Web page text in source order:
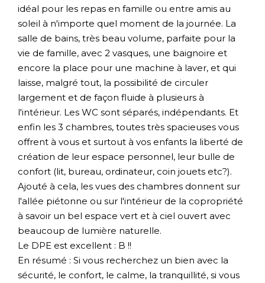
idéal pour les repas en famille ou entre amis au
soleil à n'importe quel moment de la journée. La
salle de bains, très beau volume, parfaite pour la
vie de famille, avec 2 vasques, une baignoire et
encore la place pour une machine à laver, et qui
laisse, malgré tout, la possibilité de circuler
largement et de façon fluide à plusieurs à
l'intérieur. Les WC sont séparés, indépendants. Et
enfin les 3 chambres, toutes très spacieuses vous
offrent à vous et surtout à vos enfants la liberté de
création de leur espace personnel, leur bulle de
confort (lit, bureau, ordinateur, coin jouets etc?).
Ajouté à cela, les vues des chambres donnent sur
l'allée piétonne ou sur l'intérieur de la copropriété
à savoir un bel espace vert et à ciel ouvert avec
beaucoup de lumière naturelle.
Le DPE est excellent : B !!
En résumé : Si vous recherchez un bien avec la
sécurité, le confort, le calme, la tranquillité, si vous